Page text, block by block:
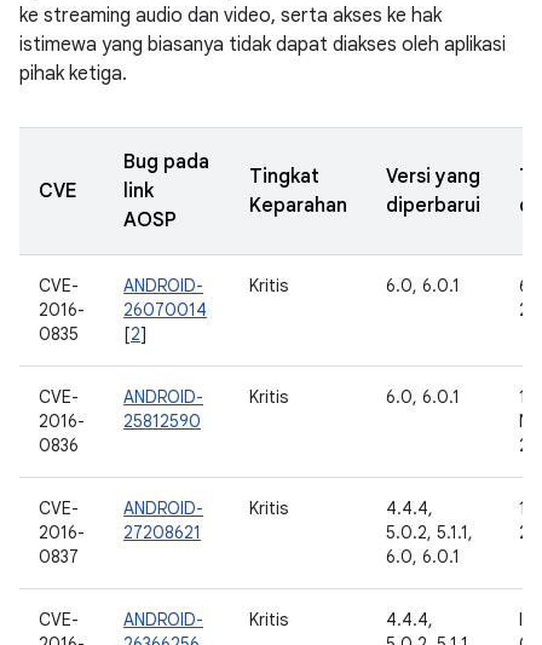
ke streaming audio dan video, serta akses ke hak
istimewa yang biasanya tidak dapat diakses oleh aplikasi
pihak ketiga.
CVE
Bug pada
link
AOSP
Tingkat
Keparahan
Versi yang
diperbarui
CVE-
2016-
0835
ANDROID-
26070014
[2]
Kritis 6.0, 6.0.1
6
CVE-
2016-
0836
ANDROID-
25812590
Kritis 6.0, 6.0.1
19
CVE-
2016-
0837
ANDROID-
27208621
Kritis
4.4.4,
5.0.2, 5.1.1,
6.0, 6.0.1
11
CVE-
ANDROID-
Kritis
4.4.4,